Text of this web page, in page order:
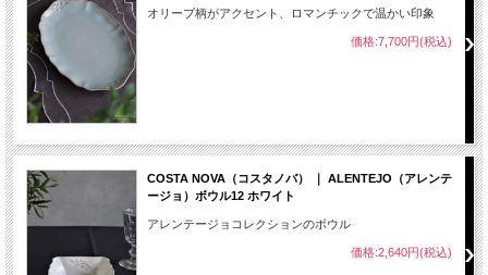
オリーブ柄がアクセント、ロマンチックで温かい印象
価格:7,700円(税込)
COSTA NOVA（コスタノバ） ｜ ALENTEJO（アレンテ
ージョ）ボウル12 ホワイト
アレンテージョコレクションのボウル
価格:2,640円(税込)